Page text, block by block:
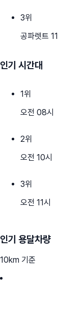
3위
공파렛트 11
인기 시간대
1위
오전 08시
2위
오전 10시
3위
오전 11시
인기 용달차량
10km 기준